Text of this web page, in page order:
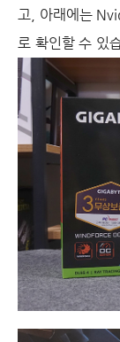
고, 아래에는
로 확인할 수 있